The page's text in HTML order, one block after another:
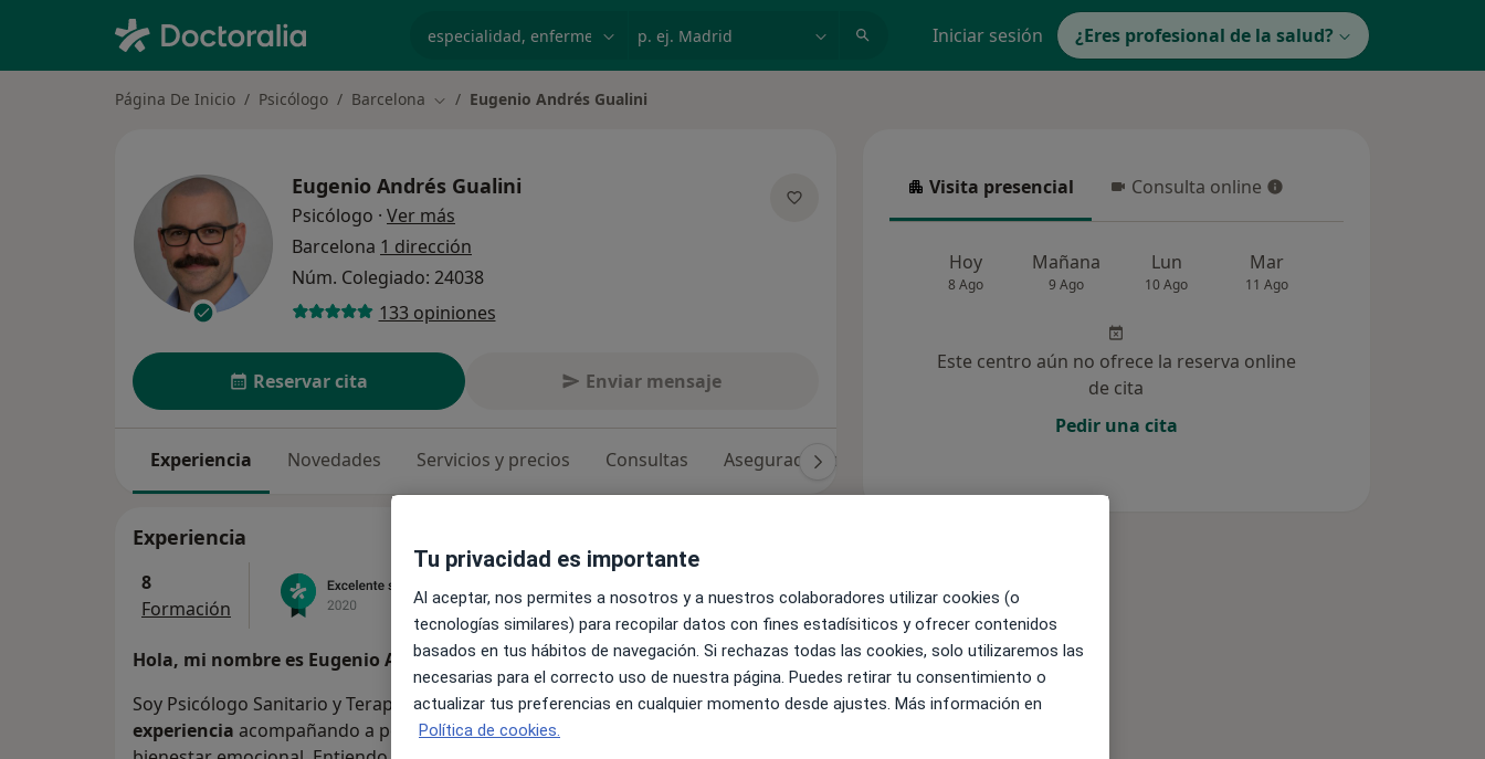
Iniciar sesión ¿Eres profesional de la salud?
Página De Inicio Psicólogo Barcelona Cambiar de ciudad
Eugenio Andrés Gualini
Eugenio Andrés Gualini
Psicólogo · Ver más
Barcelona 1 dirección
Núm. Colegiado: 24038
133 opiniones
Reservar cita Enviar mensaje
Experiencia Novedades Servicios y precios Consultas Aseguradoras
Experiencia
8
Formación
Hola, mi nombre es Eugenio Andrés Gualini.
Soy Psicólogo Sanitario y Terapeuta Clínico en Barcelona, conmás de 20 años de
experiencia acompañando a personas en sus procesos de cambio, crecimiento y
Visita presencial
Visita presencial Consulta online
Consulta online
Hoy
8 Ago
Mañana
9 Ago
Lun
10 Ago
Mar
11 Ago
Este centro aún no ofrece la reserva online
de cita
Pedir una cita
Tu privacidad es importante
Al aceptar, nos permites a nosotros y a nuestros colaboradores utilizar cookies (o
tecnologías similares) para recopilar datos con fines estadísiticos y ofrecer contenidos
basados en tus hábitos de navegación. Si rechazas todas las cookies, solo utilizaremos las
necesarias para el correcto uso de nuestra página. Puedes retirar tu consentimiento o
actualizar tus preferencias en cualquier momento desde ajustes. Más información en
Política de cookies.